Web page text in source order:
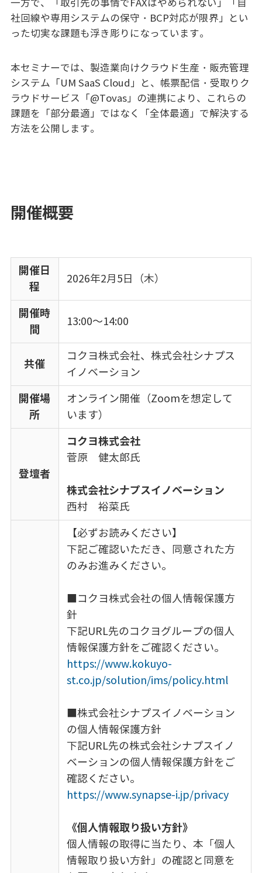
一方で、「取引先の事情でFAXはやめられない」「自
社回線や専用システムの保守・BCP対応が限界」とい
った切実な課題も浮き彫りになっています。
本セミナーでは、製造業向けクラウド生産・販売管理
システム「UM SaaS Cloud」と、帳票配信・受取りク
ラウドサービス「@Tovas」の連携により、これらの
課題を「部分最適」ではなく「全体最適」で解決する
方法を公開します。
開催概要
開催日
程
2026年2月5日（木）
開催時
間
13:00～14:00
共催
コクヨ株式会社、株式会社シナプス
イノベーション
開催場
所
オンライン開催（Zoomを想定して
います）
登壇者
コクヨ株式会社
菅原 健太郎氏
株式会社シナプスイノベーション
西村 裕菜氏
【必ずお読みください】
下記ご確認いただき、同意された方
のみお進みください。
■コクヨ株式会社の個人情報保護方
針
下記URL先のコクヨグループの個人
情報保護方針をご確認ください。
https://www.kokuyo-
st.co.jp/solution/ims/policy.html
■株式会社シナプスイノベーション
の個人情報保護方針
下記URL先の株式会社シナプスイノ
ベーションの個人情報保護方針をご
確認ください。
https://www.synapse-i.jp/privacy
《個人情報取り扱い方針》
個人情報の取得に当たり、本「個人
情報取り扱い方針」の確認と同意を